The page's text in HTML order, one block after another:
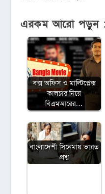
এরকম আরো পড়ুন
বক্স অফিস ও মাল্টিপ্লেক্স
কালচার নিয়ে
বিএমআরের…
বাংলাদেশী সিনেমায় ভারত
প্রশ্ন